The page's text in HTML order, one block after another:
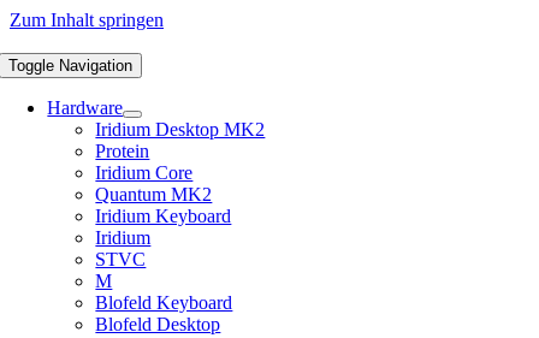
Zum Inhalt springen
Toggle Navigation
Hardware
Iridium Desktop MK2
Protein
Iridium Core
Quantum MK2
Iridium Keyboard
Iridium
STVC
M
Blofeld Keyboard
Blofeld Desktop